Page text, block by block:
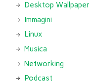
Desktop Wallpaper
Immagini
Linux
Musica
Networking
Podcast